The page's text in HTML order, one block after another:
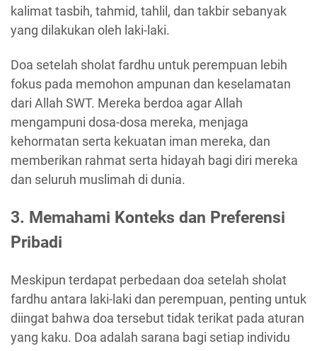
kalimat tasbih, tahmid, tahlil, dan takbir sebanyak
yang dilakukan oleh laki-laki.
Doa setelah sholat fardhu untuk perempuan lebih
fokus pada memohon ampunan dan keselamatan
dari Allah SWT. Mereka berdoa agar Allah
mengampuni dosa-dosa mereka, menjaga
kehormatan serta kekuatan iman mereka, dan
memberikan rahmat serta hidayah bagi diri mereka
dan seluruh muslimah di dunia.
3. Memahami Konteks dan Preferensi
Pribadi
Meskipun terdapat perbedaan doa setelah sholat
fardhu antara laki-laki dan perempuan, penting untuk
diingat bahwa doa tersebut tidak terikat pada aturan
yang kaku. Doa adalah sarana bagi setiap individu